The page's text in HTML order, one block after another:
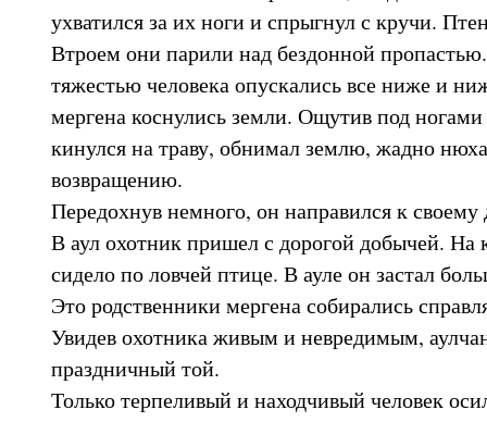
ухватился за их ноги и спрыгнул с кручи.
Втроем они парили над бездонной
тяжестью человека опускались все ниже и
мергена коснулись земли. Ощутив под
кинулся на траву, обнимал землю, жадно
возвращению.
Передохнув немного, он направился к своему
В аул охотник пришел с дорогой добычей. На
сидело по ловчей птице. В ауле он застал
Это родственники мергена собирались
Увидев охотника живым и невредимым,
праздничный той.
Только терпеливый и находчивый человек